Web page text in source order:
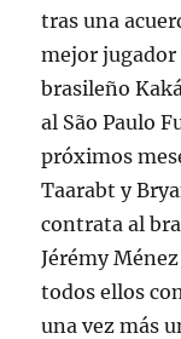
tras una
mejor jugador
brasileño
al São Paulo
próximos
Taarabt y
contrata al
Jérémy
todos ellos
una vez más